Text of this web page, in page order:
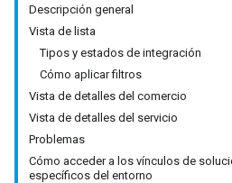
Descripción general
Vista de lista
Tipos y estados de integración
Cómo aplicar filtros
Vista de detalles del comercio
Vista de detalles del servicio
Problemas
Cómo acceder a los vínculos de
específicos del entorno